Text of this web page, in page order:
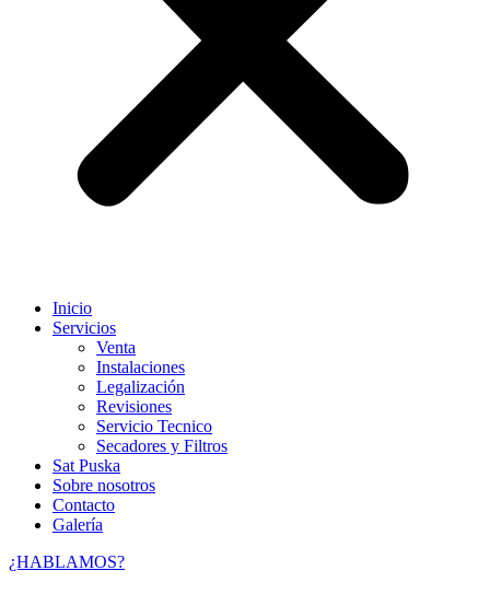
Inicio
Servicios
Venta
Instalaciones
Legalización
Revisiones
Servicio Tecnico
Secadores y Filtros
Sat Puska
Sobre nosotros
Contacto
Galería
¿HABLAMOS?